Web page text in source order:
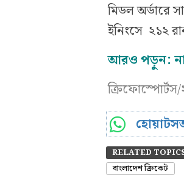
মিডল অর্ডারে
ইনিংসে ২১২
আরও পড়ুন:
RELATED
বাংলাদেশ ক্রিকেট